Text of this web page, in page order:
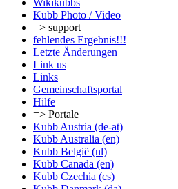
Wikikubbs
Kubb Photo / Video
=> support
fehlendes Ergebnis!!!
Letzte Änderungen
Link us
Links
Gemeinschafts­portal
Hilfe
=> Portale
Kubb Austria (de-at)
Kubb Australia (en)
Kubb België (nl)
Kubb Canada (en)
Kubb Czechia (cs)